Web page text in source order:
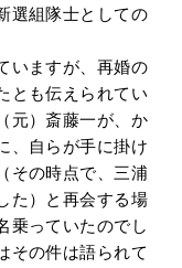
選組隊士としての
いますが、再婚の
とも伝えられてい
元）斎藤一が、か
、自らが手に掛け
その時点で、三浦
た）と再会する場
乗っていたのでし
その件は語られて